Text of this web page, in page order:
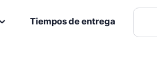
Tiempos de entrega